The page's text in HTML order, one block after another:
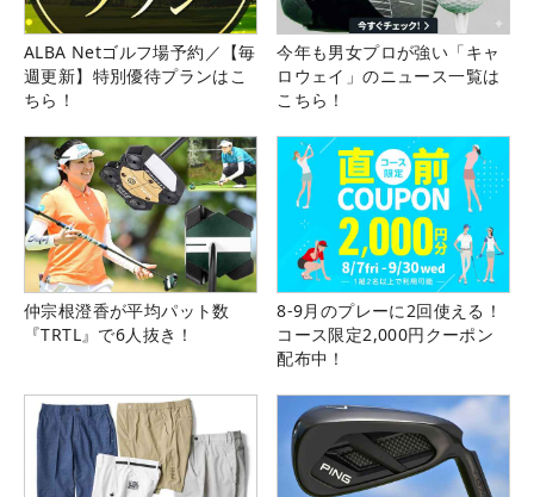
ALBA Netゴルフ場予約／【毎
週更新】特別優待プランはこ
ちら！
今年も男女プロが強い「キャ
ロウェイ」のニュース一覧は
こちら！
仲宗根澄香が平均パット数
『TRTL』で6人抜き！
8-9月のプレーに2回使える！
コース限定2,000円クーポン
配布中！